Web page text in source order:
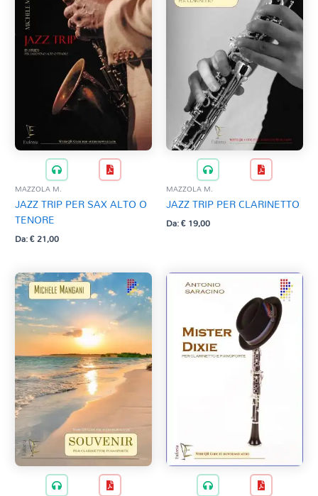
MAZZOLA M.
JAZZ TRIP PER SAX ALTO O
TENORE
Da:€21,00
MAZZOLA M.
JAZZ TRIP PER CLARINETTO
Da:€19,00